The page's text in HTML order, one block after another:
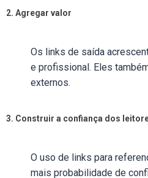
2. Agregar valor
Os links de saída
e profissional. Eles
externos.
3. Construir a confiança dos
O uso de links para
mais probabilidade de